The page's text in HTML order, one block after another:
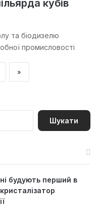
кубів
та біодизелю
промисловості
»
П
будують перший в